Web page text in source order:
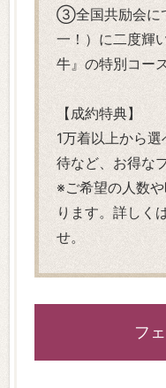
③全国共励会に
一！）に二度輝
牛』の特別コー
【成約特典】
1万着以上から
待など、お得な
※ご希望の人数
ります。詳しく
せ。
フ